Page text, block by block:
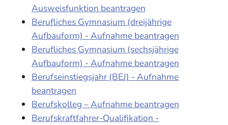
Ausweisfunktion beantragen
Berufliches Gymnasium (dreijährige
Aufbauform) - Aufnahme beantragen
Berufliches Gymnasium (sechsjährige
Aufbauform) - Aufnahme beantragen
Berufseinstiegsjahr (BEJ) - Aufnahme
beantragen
Berufskolleg – Aufnahme beantragen
Berufskraftfahrer-Qualifikation -